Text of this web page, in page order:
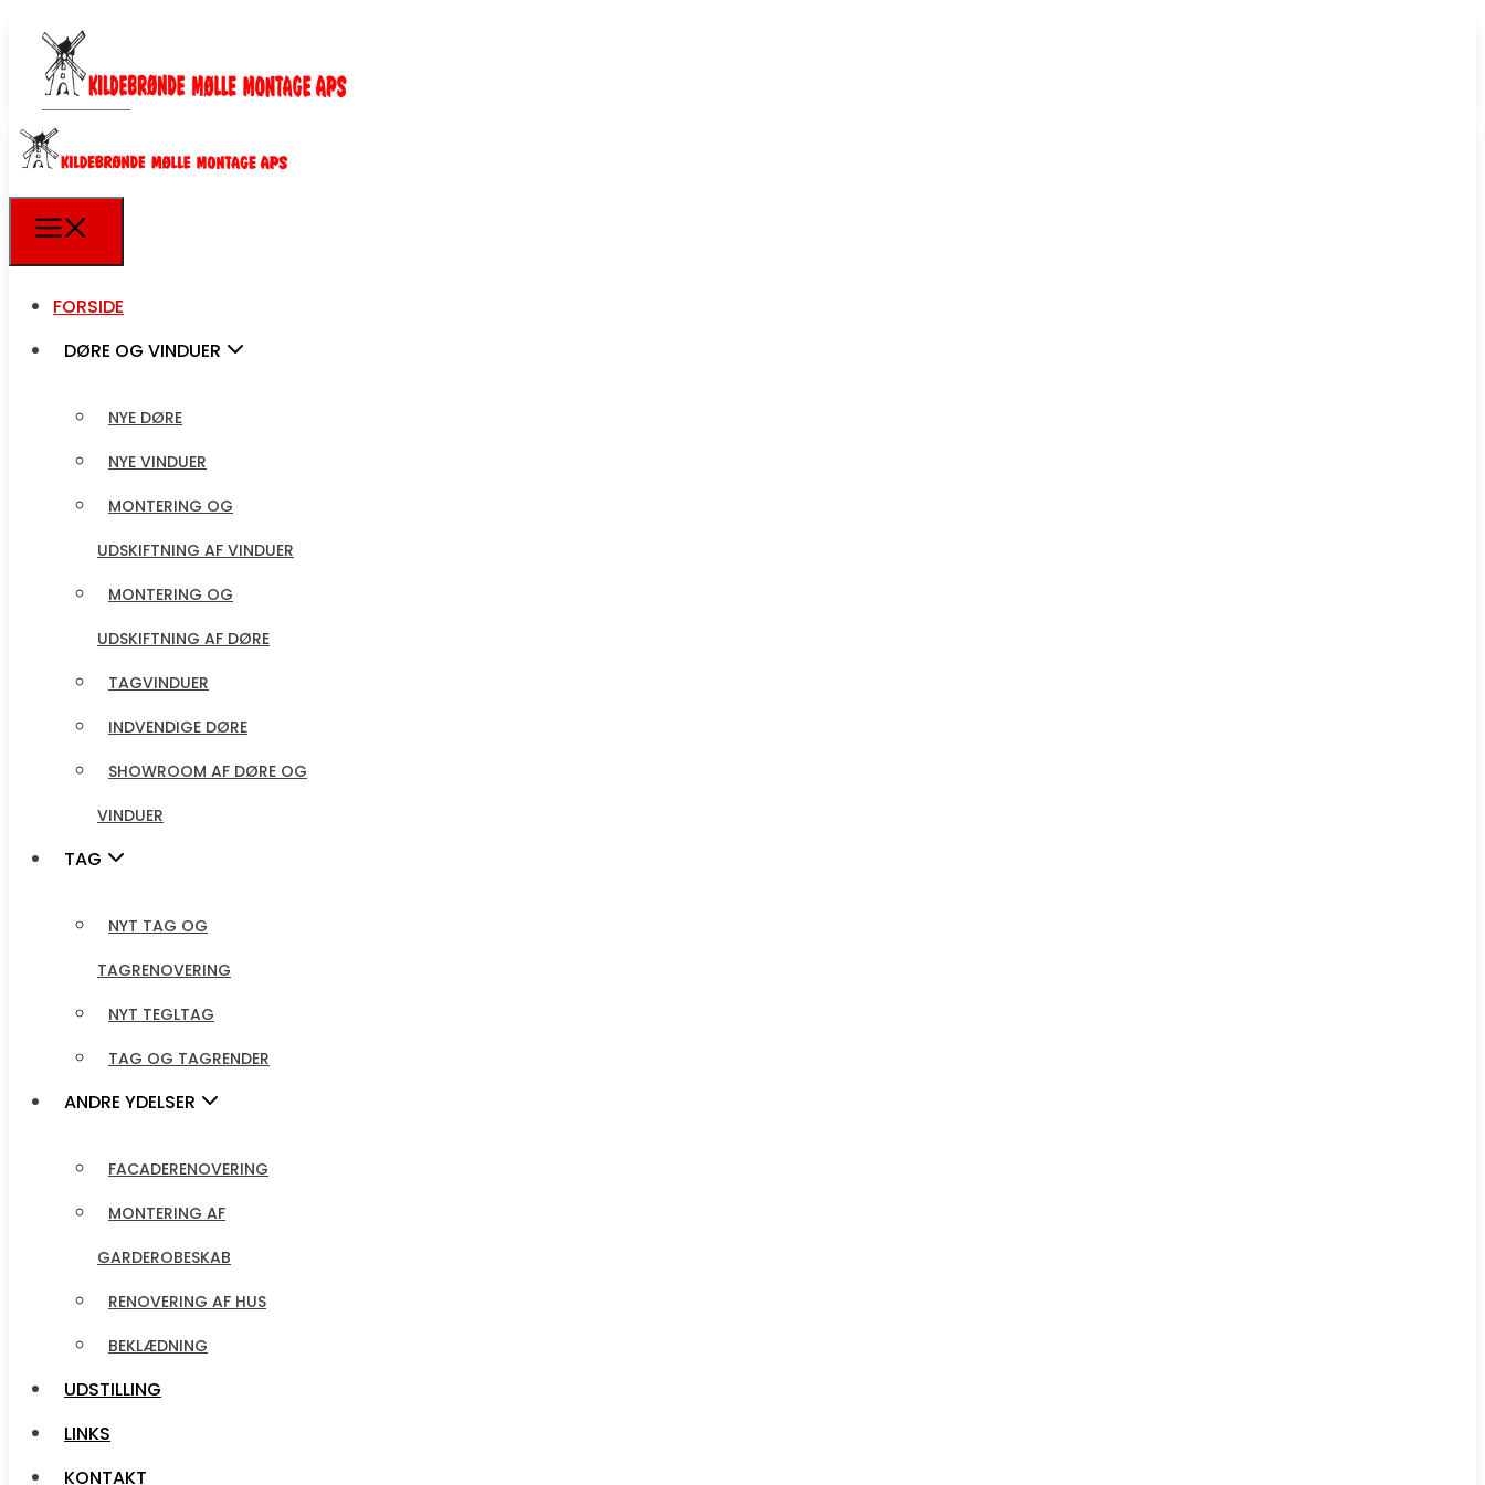
FORSIDE
DØRE OG VINDUER
NYE VINDUER
MONTERING OG
UDSKIFTNING AF VINDUER
MONTERING OG
UDSKIFTNING AF DØRE
TAGVINDUER
INDVENDIGE DØRE
SHOWROOM AF DØRE OG
VINDUER
TAG
TAGRENOVERING
NYT TEGLTAG
TAG OG TAGRENDER
ANDRE YDELSER
MONTERING AF
GARDEROBESKAB
RENOVERING AF HUS
BEKLÆDNING
UDSTILLING
LINKS
FORSIDE
DØRE OG VINDUER
NYE DØRE
NYE VINDUER
MONTERING OG
UDSKIFTNING AF VINDUER
MONTERING OG
UDSKIFTNING AF DØRE
TAGVINDUER
INDVENDIGE DØRE
SHOWROOM AF DØRE OG
VINDUER
TAG
NYT TAG OG
TAGRENOVERING
NYT TEGLTAG
TAG OG TAGRENDER
ANDRE YDELSER
FACADERENOVERING
MONTERING AF
GARDEROBESKAB
RENOVERING AF HUS
BEKLÆDNING
UDSTILLING
LINKS
KONTAKT